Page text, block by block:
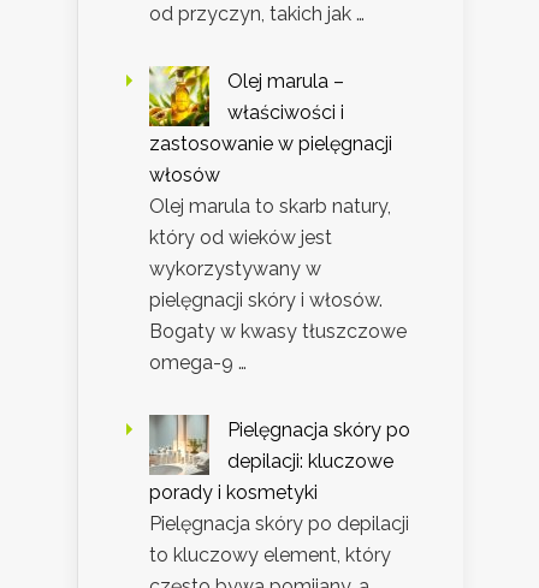
od przyczyn, takich jak …
Olej marula –
właściwości i
zastosowanie w pielęgnacji
włosów
Olej marula to skarb natury,
który od wieków jest
wykorzystywany w
pielęgnacji skóry i włosów.
Bogaty w kwasy tłuszczowe
omega-9 …
Pielęgnacja skóry po
depilacji: kluczowe
porady i kosmetyki
Pielęgnacja skóry po depilacji
to kluczowy element, który